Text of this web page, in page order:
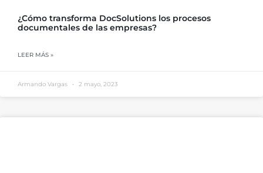
¿Cómo transforma DocSolutions los procesos
documentales de las empresas?
LEER MÁS »
Armando Vargas 2 mayo, 2023